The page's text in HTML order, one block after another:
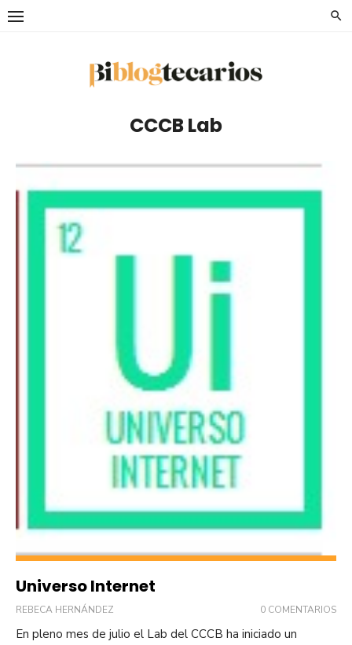
Saltar
CCCB Lab
Universo Internet
REBECA HERNÁNDEZ 0 COMENTARIOS
En pleno mes de julio el Lab del CCCB ha iniciado un